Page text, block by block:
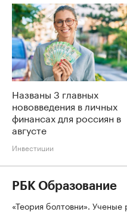
Названы 3 главных
нововведения в личных
финансах для россиян в
августе
Инвестиции
РБК Образование
«Теория болтовни».